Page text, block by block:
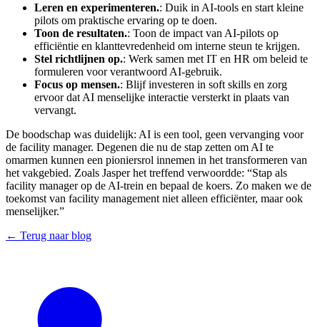
Leren en experimenteren.: Duik in AI-tools en start kleine
pilots om praktische ervaring op te doen.
Toon de resultaten.: Toon de impact van AI-pilots op
efficiëntie en klanttevredenheid om interne steun te krijgen.
Stel richtlijnen op.: Werk samen met IT en HR om beleid te
formuleren voor verantwoord AI-gebruik.
Focus op mensen.: Blijf investeren in soft skills en zorg
ervoor dat AI menselijke interactie versterkt in plaats van
vervangt.
De boodschap was duidelijk: AI is een tool, geen vervanging voor
de facility manager. Degenen die nu de stap zetten om AI te
omarmen kunnen een pioniersrol innemen in het transformeren van
het vakgebied. Zoals Jasper het treffend verwoordde: “Stap als
facility manager op de AI-trein en bepaal de koers. Zo maken we de
toekomst van facility management niet alleen efficiënter, maar ook
menselijker.”
← Terug naar blog